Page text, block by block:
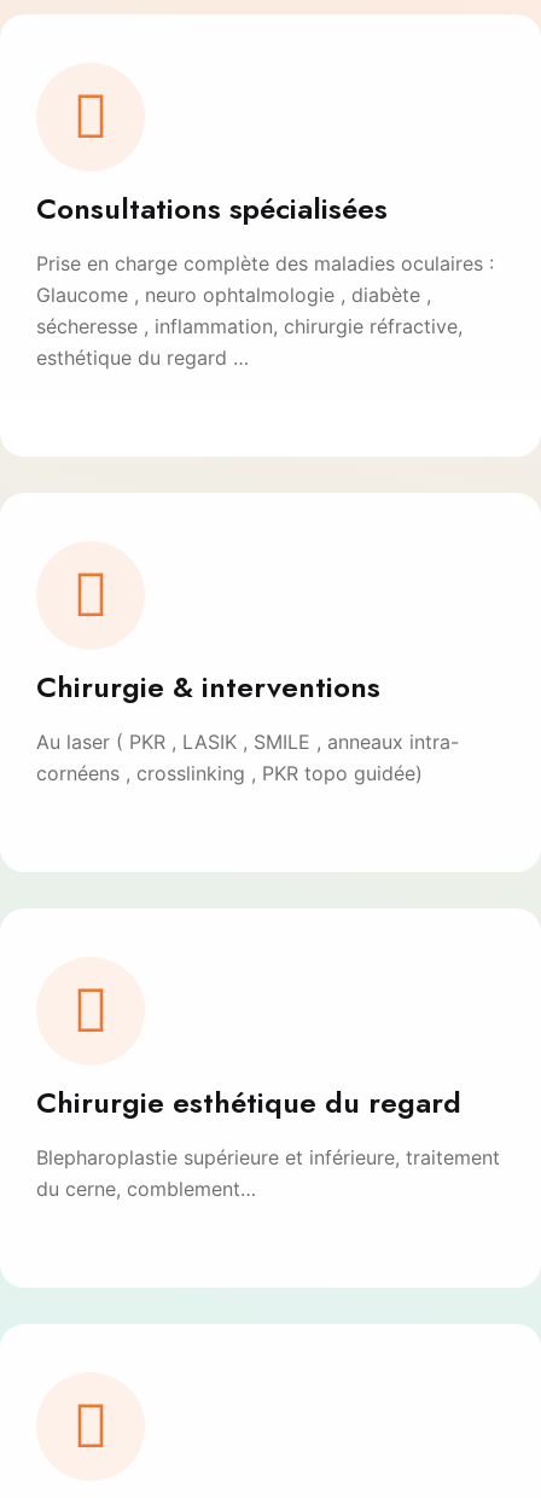
Consultations spécialisées
Prise en charge complète des maladies oculaires :
Glaucome , neuro ophtalmologie , diabète ,
sécheresse , inflammation, chirurgie réfractive,
esthétique du regard …
Chirurgie & interventions
Au laser ( PKR , LASIK , SMILE , anneaux intra-
cornéens , crosslinking , PKR topo guidée)
Chirurgie esthétique du regard
Blepharoplastie supérieure et inférieure, traitement
du cerne, comblement…